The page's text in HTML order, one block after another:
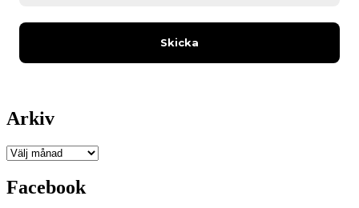
Arkiv
Arkiv
Facebook